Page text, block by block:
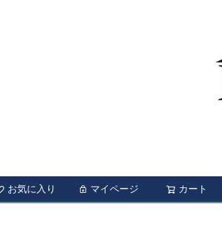
お気に入り マイページ カート